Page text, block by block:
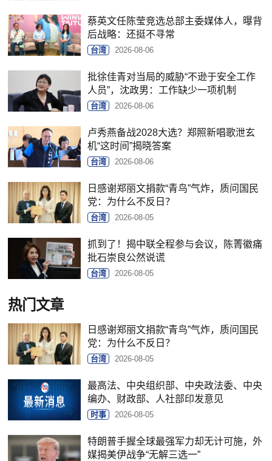
蔡英文任陈莹竞选总部主委媒体人，曝背
后战略：还挺不寻常
台湾 2026-08-06
批徐佳青对当局的威胁“不逊于安全工作
人员”，沈政男：工作缺少一项机制
台湾 2026-08-06
卢秀燕备战2028大选？郑照新唱歌泄玄
机“这时间”揭晓答案
台湾 2026-08-06
日感谢郑丽文捐款“青鸟”气炸，质问国民
党：为什么不反日？
台湾 2026-08-05
抓到了！揭中联全程参与会议，陈菁徽痛
批石崇良公然说谎
台湾 2026-08-05
热门文章
日感谢郑丽文捐款“青鸟”气炸，质问国民
党：为什么不反日？
台湾 2026-08-05
最高法、中央组织部、中央政法委、中央
编办、财政部、人社部印发意见
时事 2026-08-05
特朗普手握全球最强军力却无计可施，外
媒揭美伊战争“无解三选一”